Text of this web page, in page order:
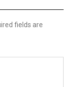
fields are